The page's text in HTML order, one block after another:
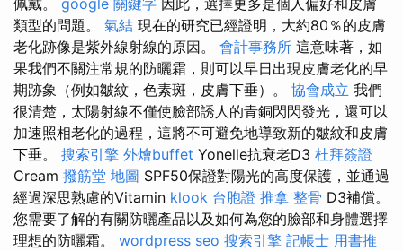
佩戴。 google 關鍵字 因此，選擇更多是個人偏好和皮膚
類型的問題。 氣結 現在的研究已經證明，大約80％的皮膚
老化跡像是紫外線射線的原因。 會計事務所 這意味著，如
果我們不關注常規的防曬霜，則可以早日出現皮膚老化的早
期跡象（例如皺紋，色素斑，皮膚下垂）。 協會成立 我們
很清楚，太陽射線不僅使臉部誘人的青銅閃閃發光，還可以
加速照相老化的過程，這將不可避免地導致新的皺紋和皮膚
下垂。 搜索引擎 外燴buffet Yonelle抗衰老D3 杜拜簽證
Cream 撥筋堂 地圖 SPF50保證對陽光的高度保護，並通過
經過深思熟慮的Vitamin klook 台胞證 推拿 整骨 D3補償。
您需要了解的有關防曬產品以及如何為您的臉部和身體選擇
理想的防曬霜。 wordpress seo 搜索引擎 記帳士 用書推